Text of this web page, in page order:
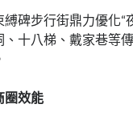
碑步行街鼎力優化“
十八梯、戴家巷等
圈效能